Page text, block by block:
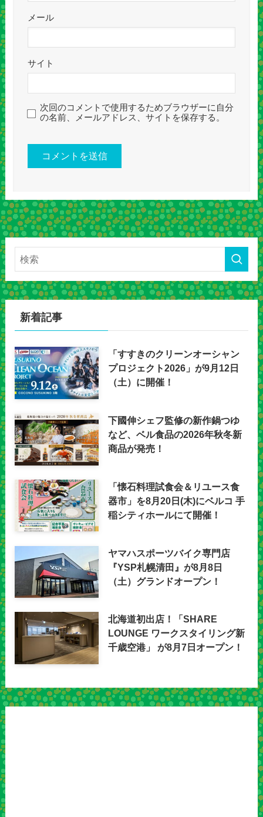
メール
サイト
次回のコメントで使用するためブラウザーに自分
の名前、メールアドレス、サイトを保存する。
新着記事
「すすきのクリーンオーシャン
プロジェクト2026」が9月12日
（土）に開催！
下國伸シェフ監修の新作鍋つゆ
など、ベル食品の2026年秋冬新
商品が発売！
「懐石料理試食会＆リユース食
器市」を8月20日(木)にベルコ 手
稲シティホールにて開催！
ヤマハスポーツバイク専門店
『YSP札幌清田』が8月8日
（土）グランドオープン！
北海道初出店！「SHARE
LOUNGE ワークスタイリング新
千歳空港」 が8月7日オープン！